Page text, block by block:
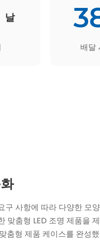
날
배달
구 사항에 따라 다양한 모
맞춤형 LED 조명 제품을
춤형 제품 케이스를 완성